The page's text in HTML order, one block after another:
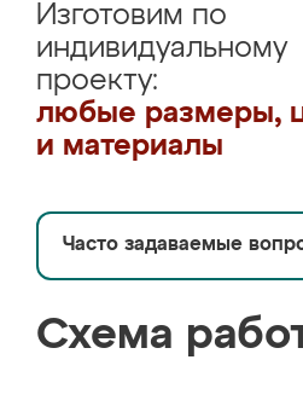
Изготовим по
индивидуальному
проекту:
любые размеры,
и материалы
Часто задаваемые
Схема